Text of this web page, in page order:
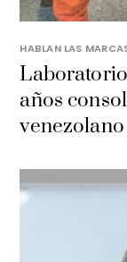
HABLAN LAS
años
venezolano